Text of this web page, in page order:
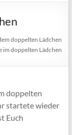
doppelten Lädchen
im doppelten Lädchen
doppelten
startete wieder
Euch